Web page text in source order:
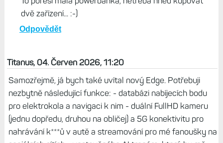
Odpovědět
A není to málo Antone Pavloviči ?
Život s Garminem, 04. Červen 2026, 14:00
To pořeší malá powerbanka, netřeba hned kupovat
dvě zařízení... :-)